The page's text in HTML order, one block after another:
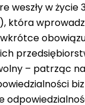
weszły w życie
która
– patrząc